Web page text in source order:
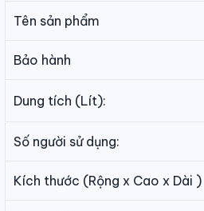
Tên sản phẩm
Bảo hành
Dung tích (Lít):
Số người sử dụng:
Kích thước (Rộng x Cao x Dài )